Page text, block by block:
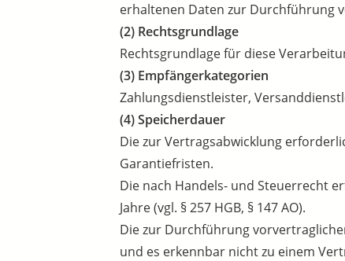
erhaltenen Daten zur Durchführung
(2) Rechtsgrundlage
Rechtsgrundlage für diese
(3) Empfängerkategorien
Zahlungsdienstleister,
(4) Speicherdauer
Die zur Vertragsabwicklung
Garantiefristen.
Die nach Handels- und Steuerrecht
Jahre (vgl. § 257 HGB, § 147 AO).
Die zur Durchführung
und es erkennbar nicht zu einem